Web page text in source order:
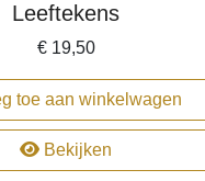
Leeftekens
€19,50
toe aan winkelwagen
Bekijken